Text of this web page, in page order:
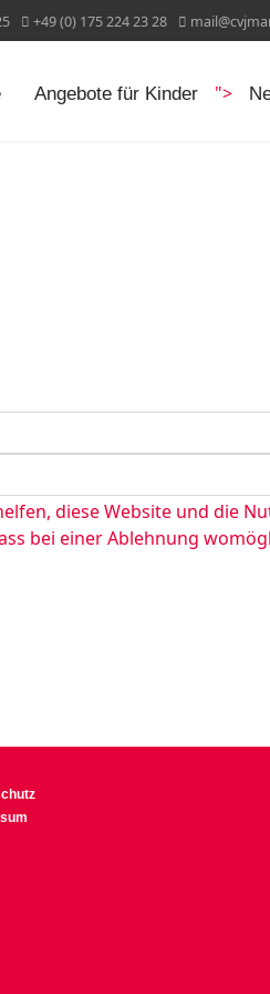
+49 (0) 175 224 23 28
Angebote für Kinder ">
diese Website und die
bei einer Ablehnung